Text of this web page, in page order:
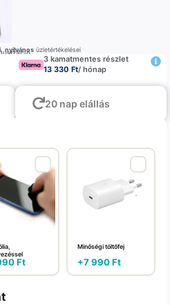
,nyilvánosüzletértékelései
3 kamatmentes részlet
13 330 Ft/ hónap
20 nap elállás
Ft
Minőségi töltőfej
+7 990Ft